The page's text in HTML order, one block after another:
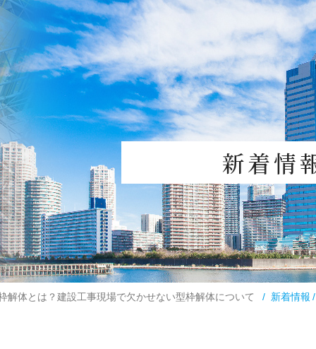
新着情
新着情報
解体とは？建設工事現場で欠かせない型枠解体について